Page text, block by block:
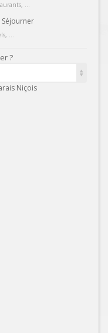
...
Séjourner
...
?
Niçois